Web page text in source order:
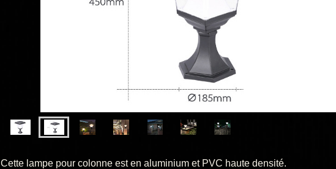
Cette lampe pour colonne est en aluminium et PVC haute densité.